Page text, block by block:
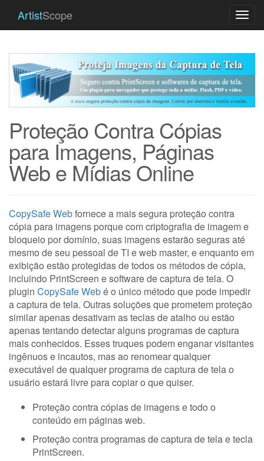
ArtistScope
Proteção Contra Cópias
para Imagens, Páginas
Web e Mídias Online
CopySafe Webfornece a mais segura proteção contra
cópia para imagens porque com criptografia de imagem e
bloqueio por domínio, suas imagens estarão seguras até
mesmo de seu pessoal de TI e web master, e enquanto em
exibição estão protegidas de todos os métodos de cópia,
incluindo PrintScreen e software de captura de tela. O
plugin CopySafe Webé o único método que pode impedir
a captura de tela. Outras soluções que prometem proteção
similar apenas desativam as teclas de atalho ou estão
apenas tentando detectar alguns programas de captura
mais conhecidos. Esses truques podem enganar visitantes
ingênuos e incautos, mas ao renomear qualquer
executável de qualquer programa de captura de tela o
usuário estará livre para copiar o que quiser.
Proteção contra cópias de imagens e todo o
conteúdo em páginas web.
Proteção contra programas de captura de tela e tecla
PrintScreen.